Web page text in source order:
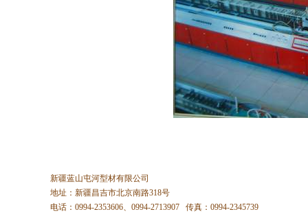
新疆蓝山屯河型材有限公司
地址：新疆昌吉市北京南路318号
电话：0994-2353606、0994-2713907 传真：0994-2345739